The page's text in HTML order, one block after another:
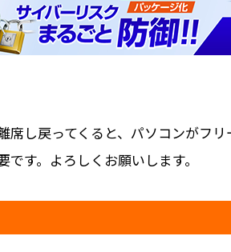
席し戻ってくると、パソコンがフ
す。よろしくお願いします。